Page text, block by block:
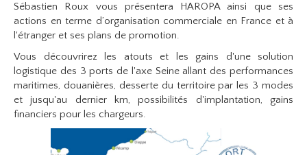
Sébastien Roux vous présentera HAROPA ainsi que ses
actions en terme d’organisation commerciale en France et à
l'étranger et ses plans de promotion.
Vous découvrirez les atouts et les gains d'une solution
logistique des 3 ports de l'axe Seine allant des performances
maritimes, douanières, desserte du territoire par les 3 modes
et jusqu'au dernier km, possibilités d'implantation, gains
financiers pour les chargeurs.